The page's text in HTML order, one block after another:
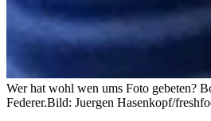
Wer hat wohl wen ums Foto gebeten?
Federer.Bild: Juergen Hasenkopf/